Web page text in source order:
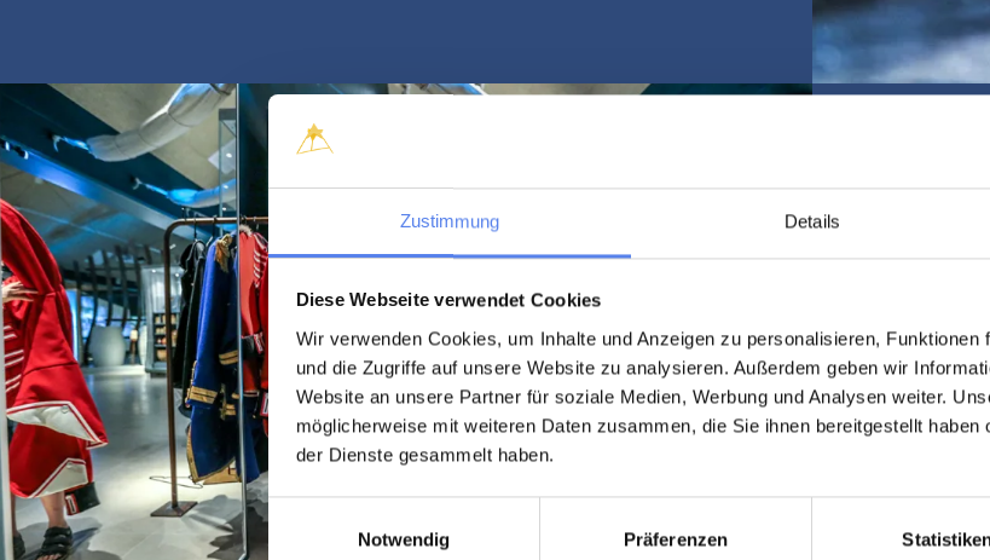
Zustimmung Details
Diese Webseite verwendet Cookies
Wir verwenden Cookies, um Inhalte und Anzeigen zu personalisieren,
und die Zugriffe auf unsere Website zu analysieren. Außerdem geben wir
Website an unsere Partner für soziale Medien, Werbung und Analysen weiter.
möglicherweise mit weiteren Daten zusammen, die Sie ihnen bereitgestellt
der Dienste gesammelt haben.
Notwendig
Präferenzen
Das
Mehr
Mehr